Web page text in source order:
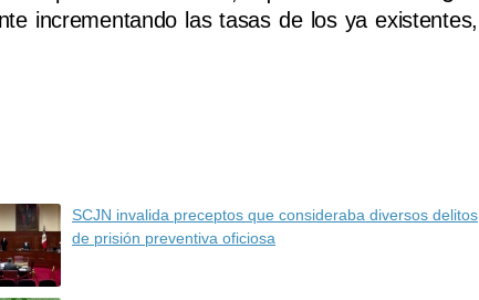
incrementando las tasas de los ya existentes,
SCJN invalida preceptos que consideraba diversos delitos
de prisión preventiva oficiosa